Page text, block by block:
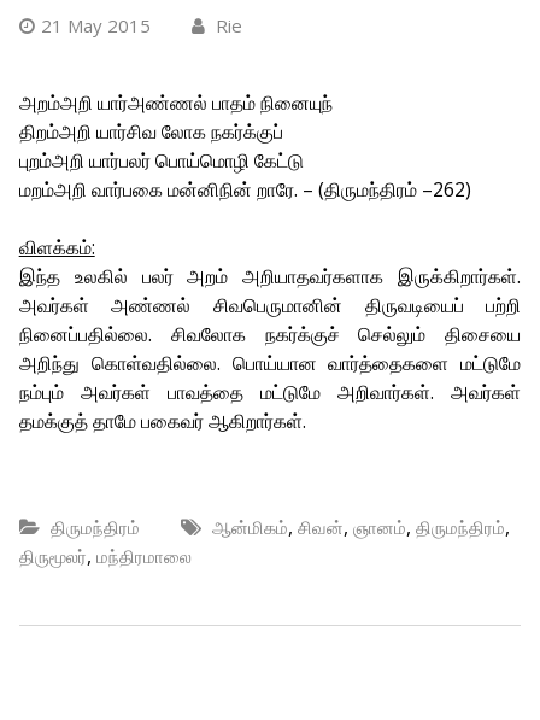
21 May 2015 Rie
அறம்அறி யார்அண்ணல் பாதம் நினையுந்
திறம்அறி யார்சிவ லோக நகர்க்குப்
புறம்அறி யார்பலர் பொய்மொழி கேட்டு
மறம்அறி வார்பகை மன்னிநின் றாரே. – (திருமந்திரம் –262)
விளக்கம்:
இந்த உலகில் பலர் அறம் அறியாதவர்களாக இருக்கிறார்கள்.
அவர்கள் அண்ணல் சிவபெருமானின் திருவடியைப் பற்றி
நினைப்பதில்லை. சிவலோக நகர்க்குச் செல்லும் திசையை
அறிந்து கொள்வதில்லை. பொய்யான வார்த்தைகளை மட்டுமே
நம்பும் அவர்கள் பாவத்தை மட்டுமே அறிவார்கள். அவர்கள்
தமக்குத் தாமே பகைவர் ஆகிறார்கள்.
திருமந்திரம் ஆன்மிகம், சிவன், ஞானம், திருமந்திரம்,
திருமூலர், மந்திரமாலை